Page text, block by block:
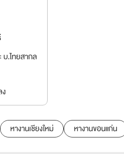
.ไทยสากล
หางานเชียงใหม่ หางานขอนแก่น